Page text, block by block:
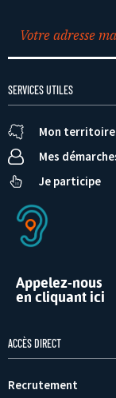
SERVICES UTILES
Mon territoire
Mes
Je participe
Appelez-nous
en cliquant ici
ACCÈS DIRECT
Recrutement